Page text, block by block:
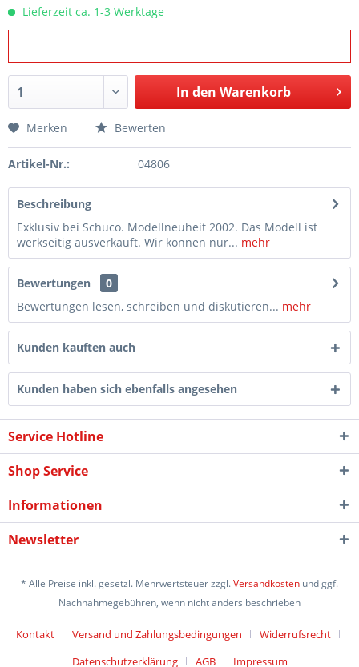
Lieferzeit ca. 1-3 Werktage
In den Warenkorb
Merken Bewerten
Artikel-Nr.: 04806
Beschreibung
Exklusiv bei Schuco. Modellneuheit 2002. Das Modell ist
werkseitig ausverkauft. Wir können nur... mehr
Bewertungen
0
Bewertungen lesen, schreiben und diskutieren... mehr
Kunden kauften auch
Kunden haben sich ebenfalls angesehen
Service Hotline
Shop Service
Informationen
Newsletter
* Alle Preise inkl. gesetzl. Mehrwertsteuer zzgl.Versandkosten und ggf.
Nachnahmegebühren, wenn nicht anders beschrieben
Kontakt Versand und Zahlungsbedingungen
Widerrufsrecht
Datenschutzerklärung
AGB Impressum